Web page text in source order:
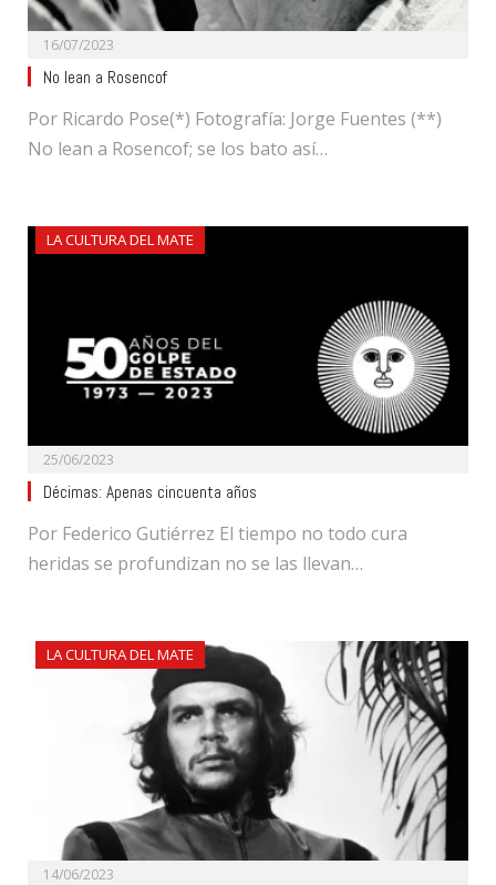
16/07/2023
No lean a Rosencof
Por Ricardo Pose(*) Fotografía: Jorge Fuentes (**)
No lean a Rosencof; se los bato así…
LA CULTURA DEL MATE
25/06/2023
Décimas: Apenas cincuenta años
Por Federico Gutiérrez El tiempo no todo cura
heridas se profundizan no se las llevan…
LA CULTURA DEL MATE
14/06/2023